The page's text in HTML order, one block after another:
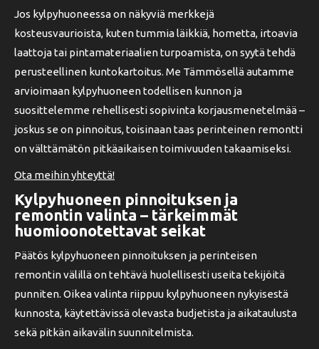
Jos kylpyhuoneessa on näkyviä merkkejä
kosteusvaurioista, kuten tummia läikkiä, hometta, irtoavia
laattoja tai pintamateriaalien turpoamista, on syytä tehdä
perusteellinen kuntokartoitus. Me Tämmösellä autamme
arvioimaan kylpyhuoneen todellisen kunnon ja
suosittelemme rehellisesti sopivinta korjausmenetelmää –
joskus se on pinnoitus, toisinaan taas perinteinen remontti
on välttämätön pitkäaikaisen toimivuuden takaamiseksi.
Ota meihin yhteyttä!
Kylpyhuoneen pinnoituksen ja
remontin valinta – tärkeimmät
huomioonotettavat seikat
Päätös kylpyhuoneen pinnoituksen ja perinteisen
remontin välillä on tehtävä huolellisesti useita tekijöitä
punniten. Oikea valinta riippuu kylpyhuoneen nykyisestä
kunnosta, käytettävissä olevasta budjetista ja aikataulusta
sekä pitkän aikavälin suunnitelmista.